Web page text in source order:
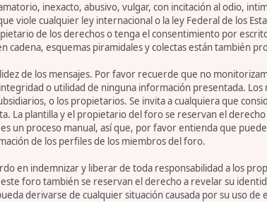
inexacto, abusivo, vulgar, con incitación al odio,
viole cualquier ley internacional o la ley Federal de los
de los derechos o tenga el consentimiento por
cadena, esquemas piramidales y colectas están también
de los mensajes. Por favor recuerde que no
o utilidad de ninguna información presentada. Los
o los propietarios. Se invita a cualquiera que
La plantilla y el propietario del foro se reservan el
un proceso manual, así que, por favor entienda que
de los perfiles de los miembros del foro.
en indemnizar y liberar de toda responsabilidad a los
foro también se reservan el derecho a revelar su
derivarse de cualquier situación causada por su uso de